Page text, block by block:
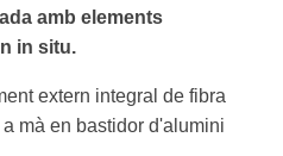
amb elements
in situ.
extern integral de fibra
mà en bastidor d'alumini